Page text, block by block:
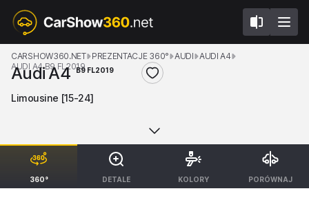
360° DETALE KOLORY PORÓWNAJ
CARSHOW360.NET PREZENTACJE 360° AUDI AUDI A4
AUDI A4 B9 FL2019
Audi A4 B9 FL2019
Limousine [15-24]